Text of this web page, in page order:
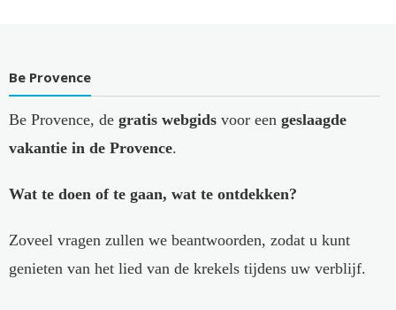
Be Provence
Be Provence, de gratis webgidsvoor een geslaagde
vakantie in de Provence.
Wat te doen of te gaan, wat te ontdekken?
Zoveel vragen zullen we beantwoorden, zodat u kunt
genieten van het lied van de krekels tijdens uw verblijf.